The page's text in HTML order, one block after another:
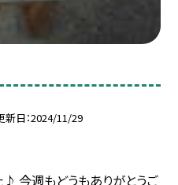
新日 2024/11/29
♪ 今週もどうもありがとうご